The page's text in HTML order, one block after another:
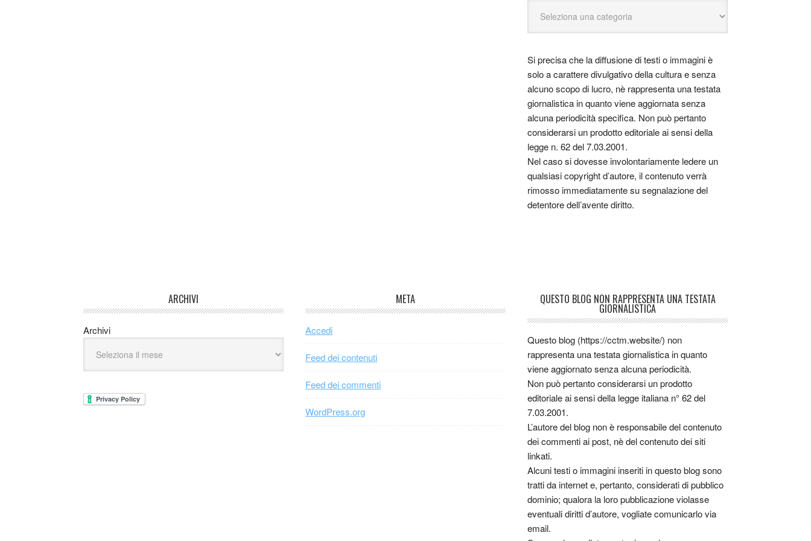
Si precisa che la diffusione di testi o immagini è
solo a carattere divulgativo della cultura e senza
alcuno scopo di lucro, nè rappresenta una testata
giornalistica in quanto viene aggiornata senza
alcuna periodicità specifica. Non può pertanto
considerarsi un prodotto editoriale ai sensi della
legge n. 62 del 7.03.2001.
Nel caso si dovesse involontariamente ledere un
qualsiasi copyright d’autore, il contenuto verrà
rimosso immediatamente su segnalazione del
detentore dell’avente diritto.
ARCHIVI
Archivi
META
Accedi
Feed dei contenuti
Feed dei commenti
WordPress.org
QUESTO BLOG NON RAPPRESENTA UNA TESTATA
GIORNALISTICA
Questo blog (https://cctm.website/) non
rappresenta una testata giornalistica in quanto
viene aggiornato senza alcuna periodicità.
Non può pertanto considerarsi un prodotto
editoriale ai sensi della legge italiana n° 62 del
7.03.2001.
L’autore del blog non è responsabile del contenuto
dei commenti ai post, nè del contenuto dei siti
linkati.
Alcuni testi o immagini inseriti in questo blog sono
tratti da internet e, pertanto, considerati di pubblico
dominio; qualora la loro pubblicazione violasse
eventuali diritti d’autore, vogliate comunicarlo via
email.